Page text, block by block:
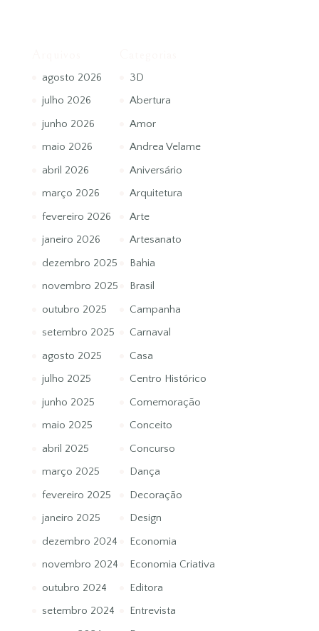
agosto 2026
julho 2026
junho 2026
maio 2026
abril 2026
março 2026
fevereiro 2026
janeiro 2026
dezembro 2025
novembro 2025
outubro 2025
setembro 2025
agosto 2025
julho 2025
junho 2025
maio 2025
abril 2025
março 2025
fevereiro 2025
janeiro 2025
dezembro 2024
novembro 2024
outubro 2024
setembro 2024
3D
Abertura
Amor
Andrea Velame
Aniversário
Arquitetura
Arte
Artesanato
Bahia
Brasil
Campanha
Carnaval
Casa
Centro Histórico
Comemoração
Conceito
Concurso
Dança
Decoração
Design
Economia
Economia Criativa
Editora
Entrevista